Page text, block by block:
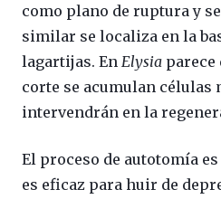
como plano de ruptura y
similar se localiza en la
lagartijas. En Elysia parece
corte se acumulan células
intervendrán en la
El proceso de autotomía
es eficaz para huir de